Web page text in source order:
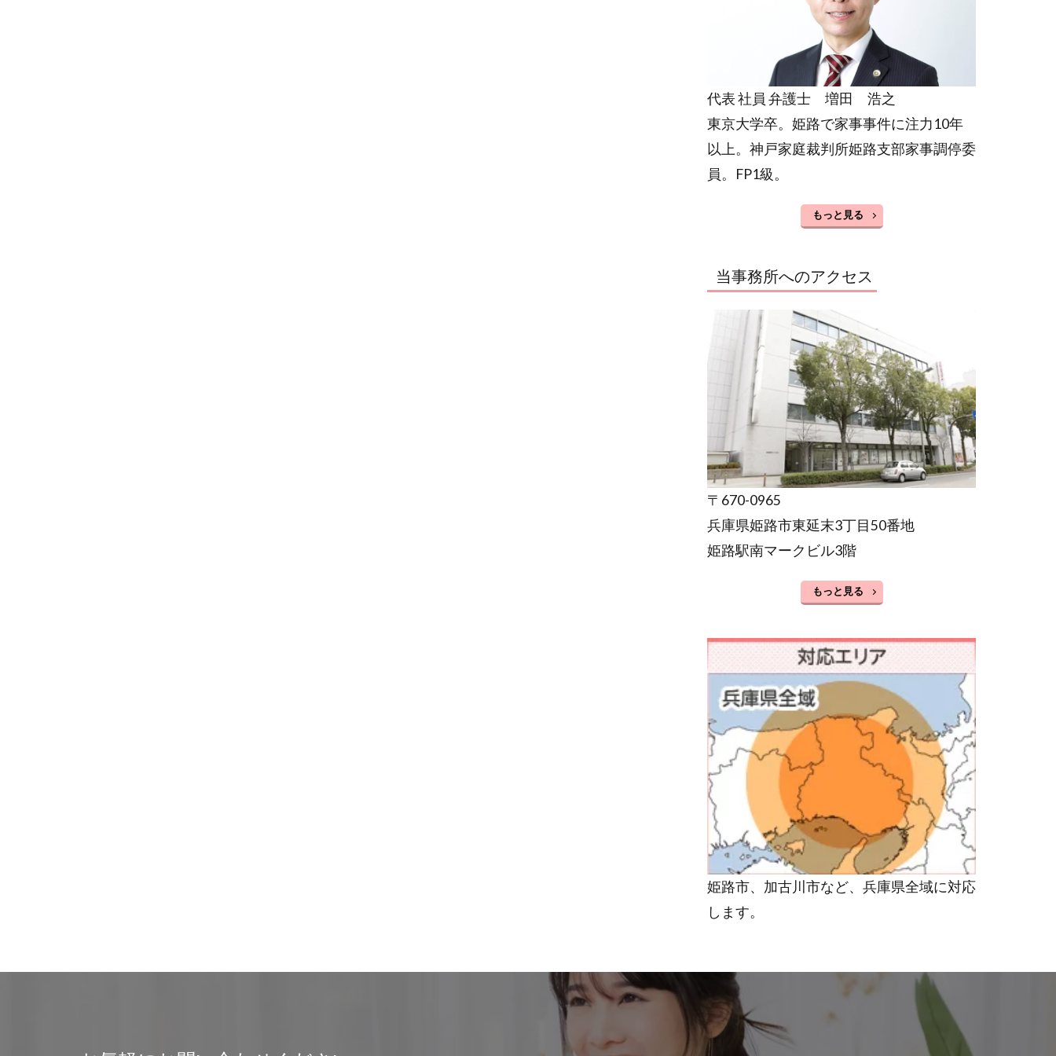
代表 社員 弁護士 増田 浩之
東京大学卒。姫路で家事事件に注力10年
以上。神戸家庭裁判所姫路支部家事調停委
員。FP1級。
もっと見る
当事務所へのアクセス
〒670-0965
兵庫県姫路市東延末3丁目50番地
姫路駅南マークビル3階
もっと見る
姫路市、加古川市など、兵庫県全域に対応
します。